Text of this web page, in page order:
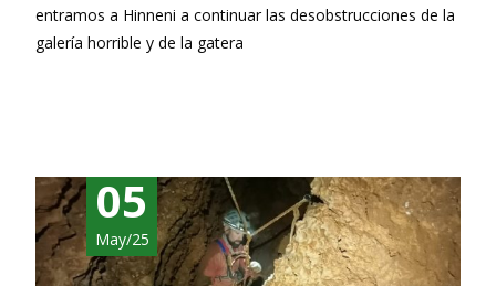
entramos a Hinneni a continuar las desobstrucciones de la
galería horrible y de la gatera
05
May/25